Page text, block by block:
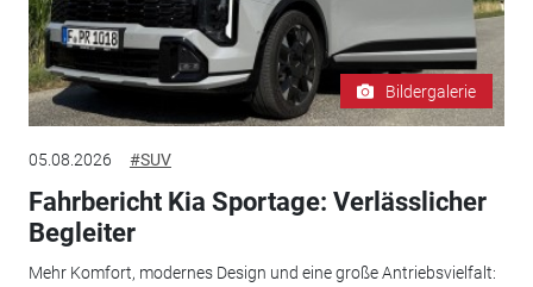
Bildergalerie
05.08.2026 #SUV
Fahrbericht Kia Sportage: Verlässlicher
Begleiter
Mehr Komfort, modernes Design und eine große Antriebsvielfalt: